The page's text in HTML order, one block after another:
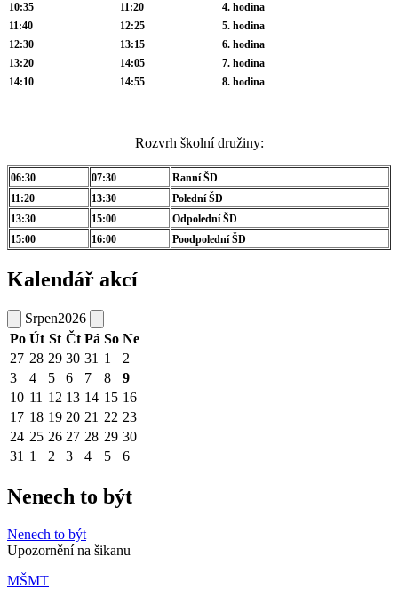
10:35
11:20
4. hodina
11:40
12:25
5. hodina
12:30
13:15
6. hodina
13:20
14:05
7. hodina
14:10
14:55 8. hodina
Rozvrh školní družiny:
06:30 07:30
Ranní ŠD
11:20
13:30
Polední ŠD
13:30
15:00
Odpolední ŠD
15:00
16:00 Poodpolední ŠD
Kalendář akcí
Srpen2026
Po Út St Čt Pá So Ne
27 28 29 30 31 1
2
3
4 5 6 7 8
9
10 11 12 13 14 15 16
17 18 19 20 21 22 23
24 25 26 27 28 29 30
31 1 2 3 4 5 6
Nenech to být
Nenech to být
Upozornění na šikanu
MŠMT